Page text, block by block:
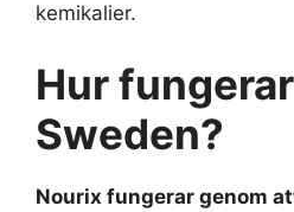
kemikalier.
Hur
Sweden?
Nourix fungerar genom